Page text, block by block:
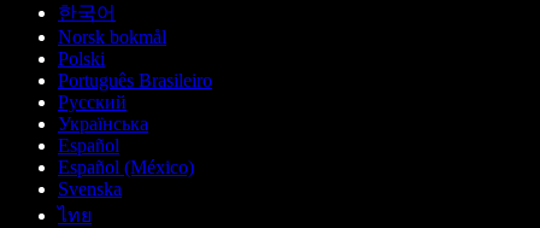
한국어
Norsk bokmål
Polski
Português Brasileiro
Русский
Українська
Español
Español (México)
Svenska
ไทย